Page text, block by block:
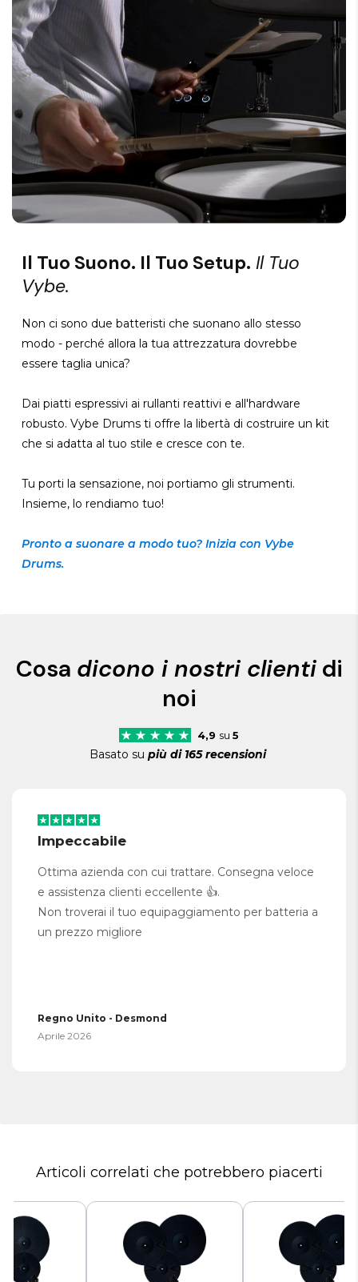
Il Tuo Suono. Il Tuo Setup. Il Tuo
Vybe.
Non ci sono due batteristi che suonano allo stesso
modo - perché allora la tua attrezzatura dovrebbe
essere taglia unica?
Dai piatti espressivi ai rullanti reattivi e all'hardware
robusto. Vybe Drums ti offre la libertà di costruire un kit
che si adatta al tuo stile e cresce con te.
Tu porti la sensazione, noi portiamo gli strumenti.
Insieme, lo rendiamo tuo!
Pronto a suonare a modo tuo? Inizia con Vybe
Drums.
Cosa dicono i nostri clientidi
noi
4,9 su 5
Basato su più di 165 recensioni
Impeccabile
Ottima azienda con cui trattare. Consegna veloce
e assistenza clienti eccellente 👍.
Non troverai il tuo equipaggiamento per batteria a
un prezzo migliore
Regno Unito - Desmond
Aprile 2026
Articoli correlati che potrebbero piacerti